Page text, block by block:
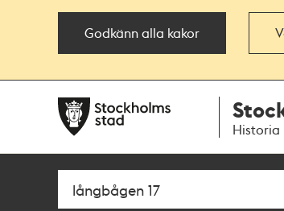
Godkänn alla kakor
navigationen
huvudinnehållet
Historia
SökFritextsök